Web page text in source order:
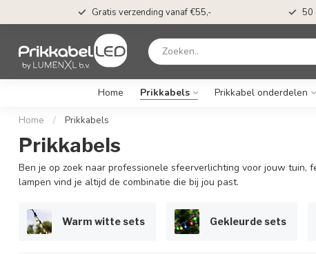
Gratis verzending vanaf €55,- 50
Home Prikkabels Prikkabel onderdelen
Home / Prikkabels
Prikkabels
Ben je op zoek naar professionele sfeerverlichting voor jouw tuin,
lampen vind je altijd de combinatie die bij jou past.
Warm witte sets Gekleurde sets